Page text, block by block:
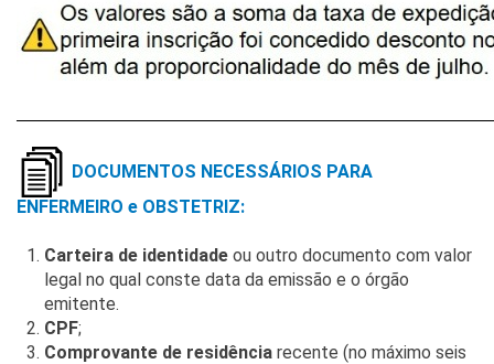
DOCUMENTOS NECESSÁRIOS PARA
ENFERMEIRO e OBSTETRIZ:
Carteira de identidade ou outro documento com valor
legal no qual conste data da emissão e o órgão
emitente.
CPF;
Comprovante de residência recente (no máximo seis